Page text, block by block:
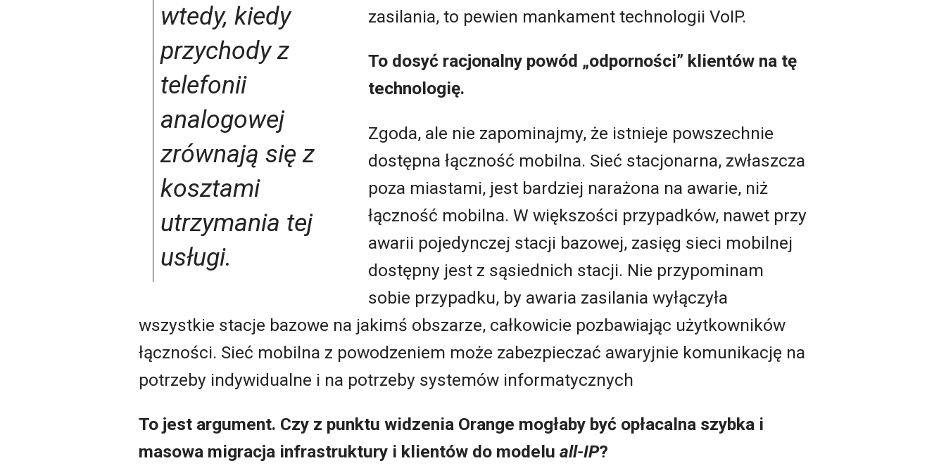
wtedy, kiedy
przychody z
telefonii
analogowej
zrównają się z
kosztami
utrzymania tej
usługi.
zasilania, to pewien mankament technologii VoIP.
To dosyć racjonalny powód „odporności” klientów na tę
technologię.
Zgoda, ale nie zapominajmy, że istnieje powszechnie
dostępna łączność mobilna. Sieć stacjonarna, zwłaszcza
poza miastami, jest bardziej narażona na awarie, niż
łączność mobilna. W większości przypadków, nawet przy
awarii pojedynczej stacji bazowej, zasięg sieci mobilnej
dostępny jest z sąsiednich stacji. Nie przypominam
sobie przypadku, by awaria zasilania wyłączyła
wszystkie stacje bazowe na jakimś obszarze, całkowicie pozbawiając użytkowników
łączności. Sieć mobilna z powodzeniem może zabezpieczać awaryjnie komunikację na
potrzeby indywidualne i na potrzeby systemów informatycznych
To jest argument. Czy z punktu widzenia Orange mogłaby być opłacalna szybka i
masowa migracja infrastruktury i klientów do modelu all-IP?